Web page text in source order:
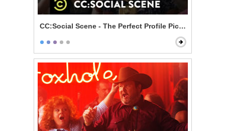
CC:Social Scene - The Perfect Profile Picture